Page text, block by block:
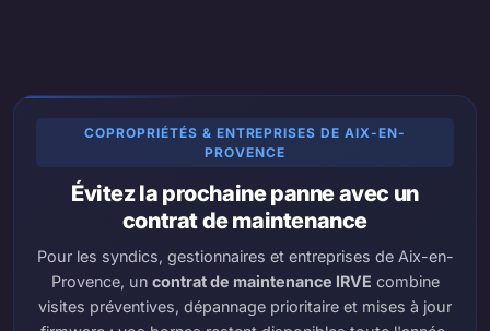
COPROPRIÉTÉS & ENTREPRISES DE AIX-EN-
PROVENCE
Évitez la prochaine panne avec un
contrat de maintenance
Pour les syndics, gestionnaires et entreprises de Aix-en-
Provence, un contrat de maintenance IRVE combine
visites préventives, dépannage prioritaire et mises à jour